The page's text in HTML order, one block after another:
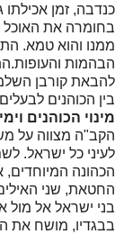
כנדבה, זמן
בחומרה את האוכל
ממנו והוא טמא.
הבהמות
להבאת קורבן
בין הכוהנים
מינוי הכוהנים
הקב"ה מצווה על
לעיני כל ישראל.
הכהונה
החטאת, שני
בני ישראל אל מול
בבגדיו, מושח את